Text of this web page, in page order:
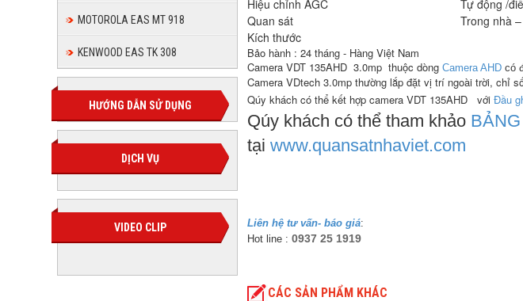
MOTOROLA EAS MT 918
KENWOOD EAS TK 308
HƯỚNG DẪN SỬ DỤNG
DỊCH VỤ
VIDEO CLIP
Hiệu chỉnh AGC
Tự động /
Quan sát
Trong nhà
Kích thước
Bảo hành : 24 tháng - Hàng Việt Nam
Camera VDT 135AHD 3.0mp thuộc dòng Camera AHD có
Camera VDtech 3.0mp thường lắp đặt vị trí ngoài trời, chỉ
Qúy khách có thể kết hợp camera VDT 135AHD
với Đầu
Qúy khách có thể tham khảo
tại www.quansatnhaviet.com
Liên hệ tư vấn- báo giá:
Hot line : 0937 25 1919
CÁC SẢN PHẨM KHÁC